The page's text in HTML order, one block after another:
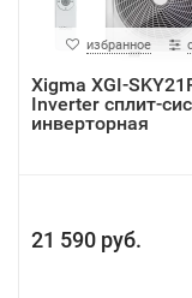
избранное
Xigma XGI-
Inverter сплит-
инверторная
21 590 руб.